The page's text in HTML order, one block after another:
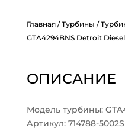
Главная/Турбины /
GTA4294BNS Detroit Diesel
ОПИСАНИЕ
Модель турбины:
Артикул: 714788-5002S